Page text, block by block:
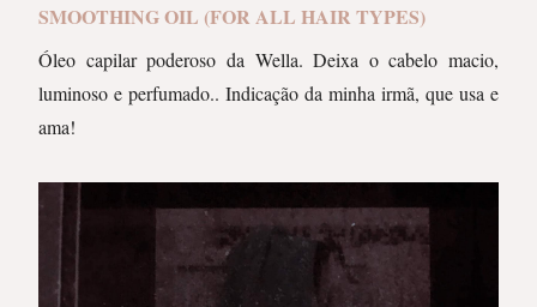
SMOOTHING OIL (FOR ALL HAIR TYPES)
Óleo capilar poderoso da Wella. Deixa o cabelo macio,
luminoso e perfumado.. Indicação da minha irmã, que usa e
ama!